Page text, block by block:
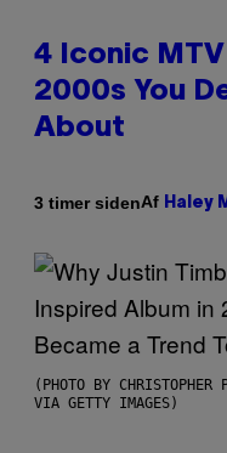
4 Iconic
2000s You
About
3 timer sidenAf Haley
(PHOTO BY CHRISTOPHER
VIA GETTY IMAGES)